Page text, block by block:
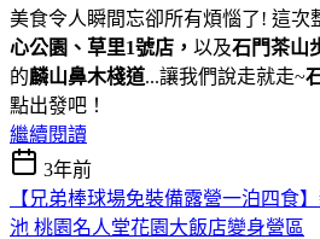
美食令人瞬間忘卻所有煩惱了! 這次
心公園、草里1號店， 以及石門茶山
的麟山鼻木棧道...讓我們說走就走~
點出發吧！
繼續閱讀
3年前
【兄弟棒球場免裝備露營一泊四食
池 桃園名人堂花園大飯店變身營區